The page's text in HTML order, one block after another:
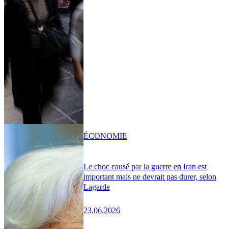
Le choc causé par la guerre en Iran est
important mais ne devrait pas durer, selon
Lagarde
23.06.2026
ÉCONOMIE